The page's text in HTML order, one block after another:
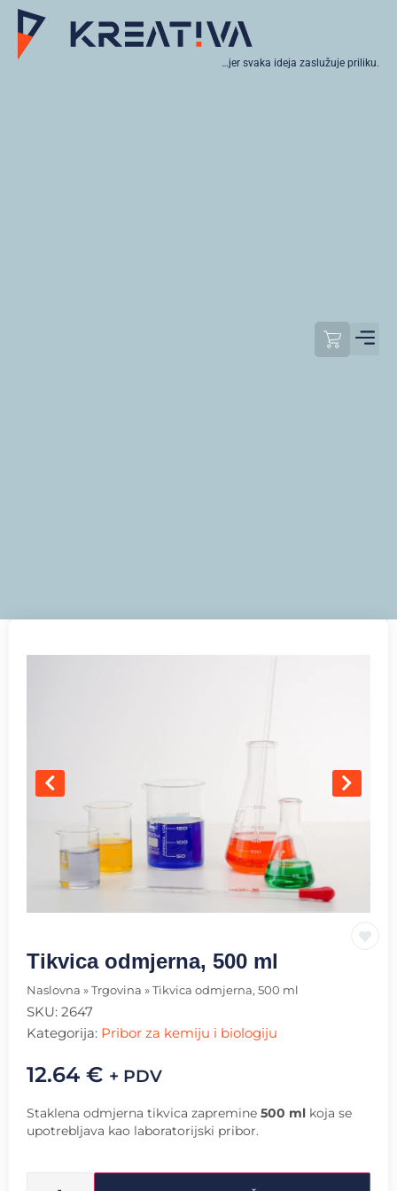
…jer svaka ideja zaslužuje priliku.
Tikvica odmjerna, 500 ml
Naslovna » Trgovina » Tikvica odmjerna, 500 ml
SKU: 2647
Kategorija: Pribor za kemiju i biologiju
12.64 € + PDV
Staklena odmjerna tikvica zapremine 500 ml koja se
upotrebljava kao laboratorijski pribor.